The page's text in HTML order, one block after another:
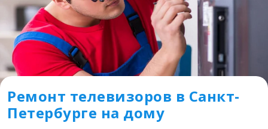
Ремонт телевизоров в Санкт-
Петербурге на дому